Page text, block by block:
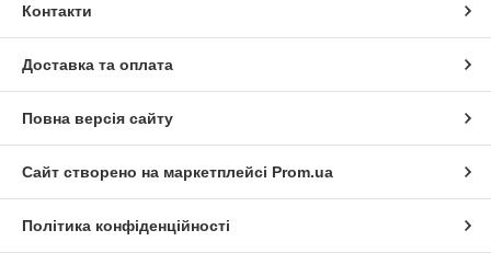
Контакти
Доставка та оплата
Повна версія сайту
Сайт створено на маркетплейсі Prom.ua
Політика конфіденційності